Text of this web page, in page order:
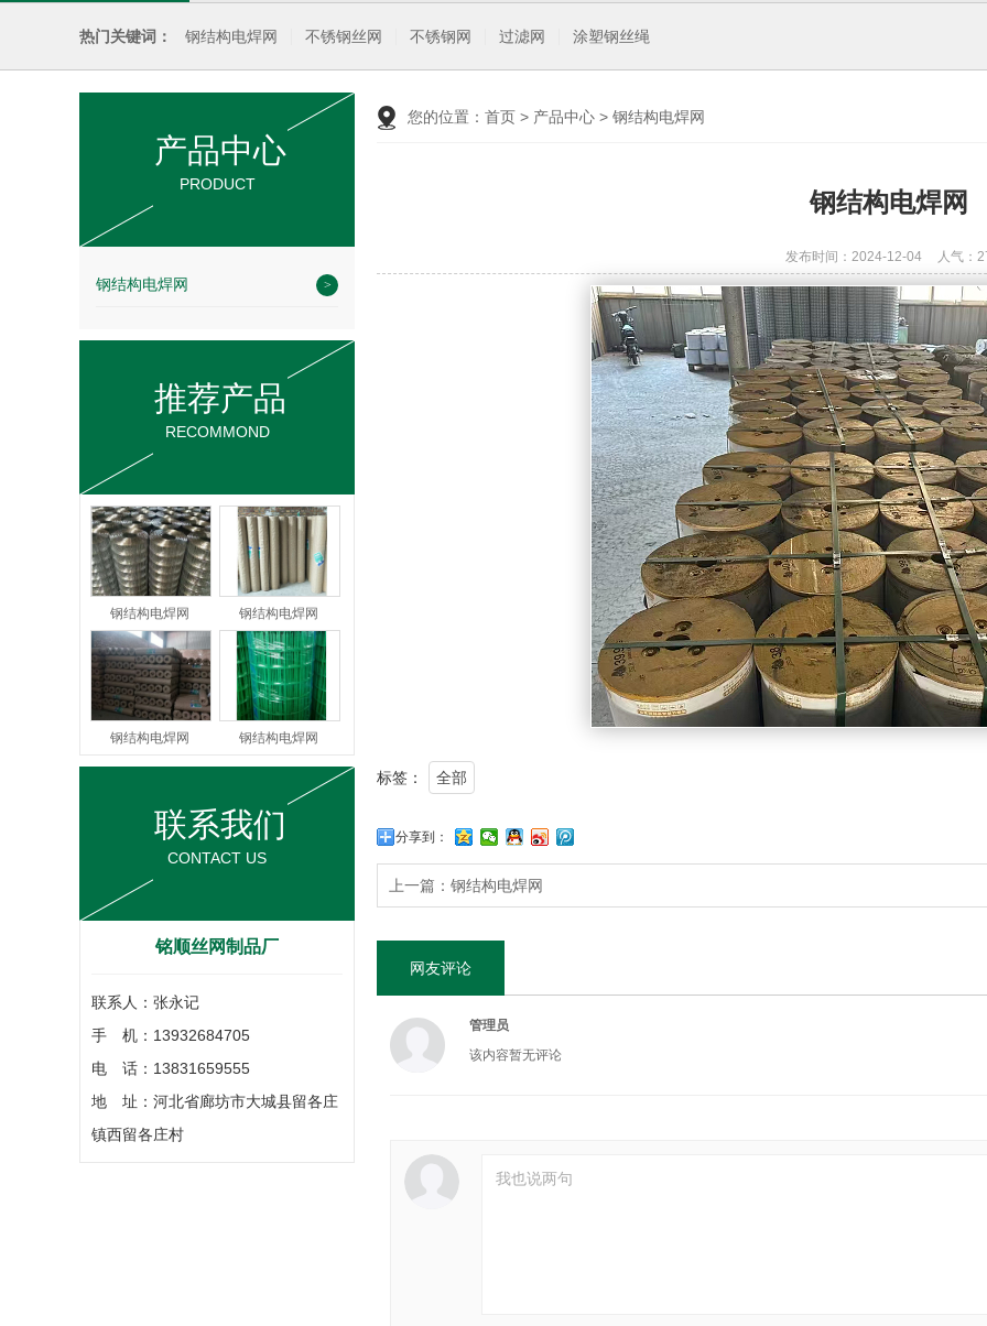
热门关键词： 钢结构电焊网 不锈钢丝网 不锈钢网 过滤网 涂塑钢丝绳
产品中心
PRODUCT
钢结构电焊网
推荐产品
RECOMMOND
钢结构电焊网 钢结构电焊网
钢结构电焊网 钢结构电焊网
联系我们
CONTACT US
铭顺丝网制品厂
联系人：张永记
手 机：13932684705
电 话：13831659555
地 址：河北省廊坊市大城县留各庄
镇西留各庄村
您的位置： 首页 > 产品中心 > 钢结构电焊网
钢结构电焊网
发布时间：2024-12-04 人气：
标签： 全部
分享到：
上一篇： 钢结构电焊网
网友评论
管理员
该内容暂无评论